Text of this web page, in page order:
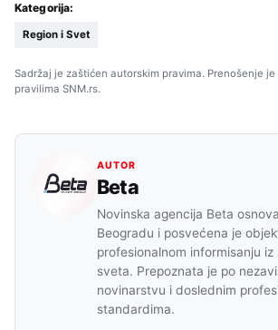
Kategorija:
Region i Svet
Sadržaj je zaštićen autorskim pravima. Prenošenje
pravilima SNM.rs.
AUTOR
Beta
Novinska agencija Beta
Beogradu i posvećena je
profesionalnom informisanju iz
sveta. Prepoznata je po
novinarstvu i doslednim
standardima.